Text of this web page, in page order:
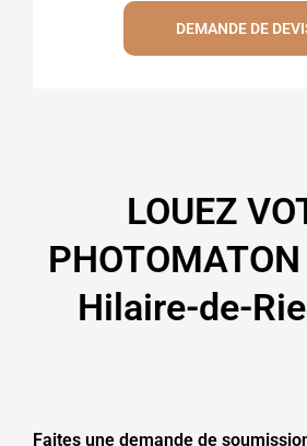
DEMANDE DE
LOUEZ
Hilaire-de-
Faites une demande de